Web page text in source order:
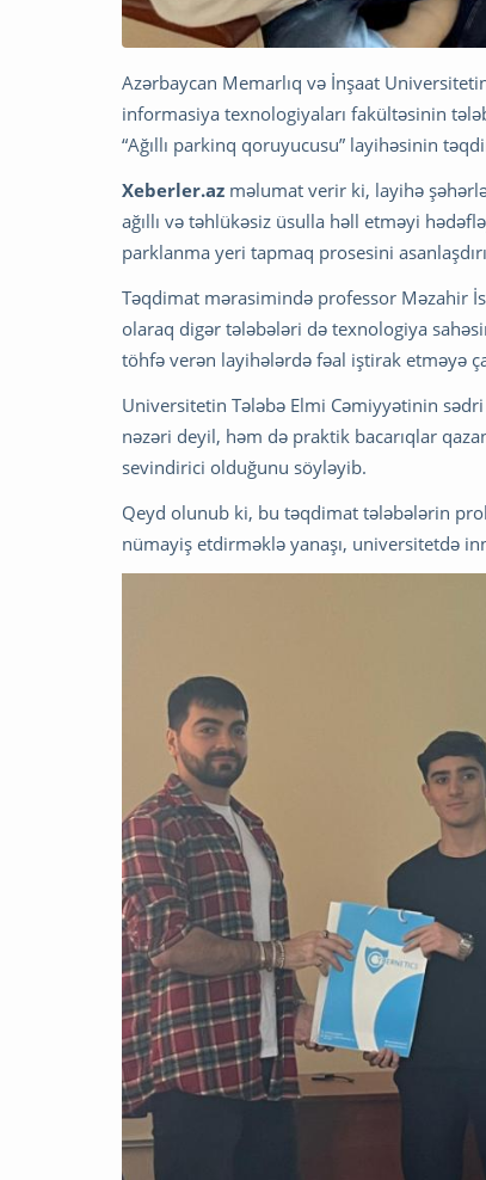
Azərbaycan Memarlıq və İnşaat
informasiya texnologiyaları fakültəsinin
“Ağıllı parkinq qoruyucusu” layihəsinin
Xeberler.az məlumat verir ki, layihə
ağıllı və təhlükəsiz üsulla həll etməyi
parklanma yeri tapmaq prosesini
Təqdimat mərasimində professor Məzahir
olaraq digər tələbələri də texnologiya
töhfə verən layihələrdə fəal iştirak etməyə
Universitetin Tələbə Elmi Cəmiyyətinin
nəzəri deyil, həm də praktik bacarıqlar
sevindirici olduğunu söyləyib.
Qeyd olunub ki, bu təqdimat tələbələrin
nümayiş etdirməklə yanaşı, universitetdə